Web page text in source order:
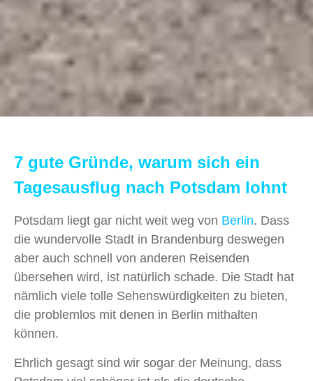
7 gute Gründe, warum sich ein
Tagesausflug nach Potsdam lohnt
Potsdam liegt gar nicht weit weg von Berlin. Dass
die wundervolle Stadt in Brandenburg deswegen
aber auch schnell von anderen Reisenden
übersehen wird, ist natürlich schade. Die Stadt hat
nämlich viele tolle Sehenswürdigkeiten zu bieten,
die problemlos mit denen in Berlin mithalten
können.
Ehrlich gesagt sind wir sogar der Meinung, dass